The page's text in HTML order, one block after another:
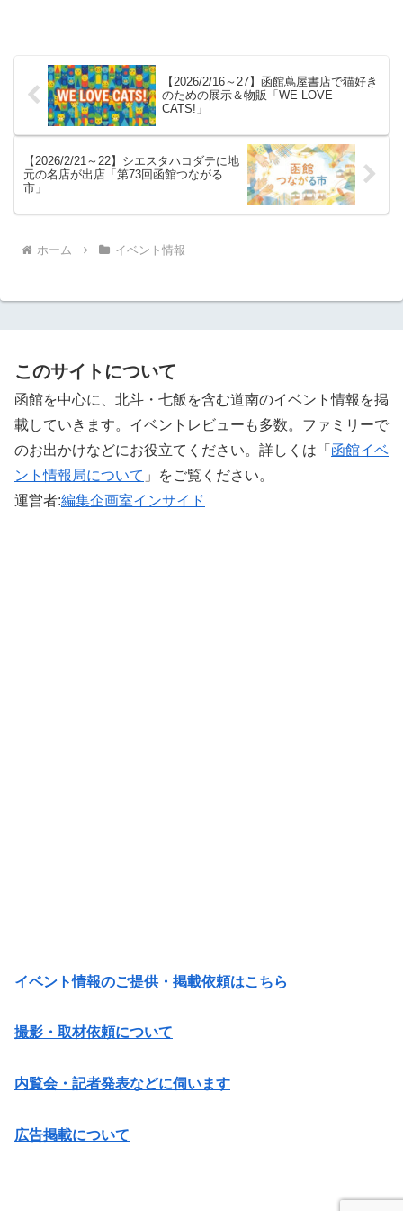
【2026/2/16～27】函館蔦屋書店で猫好き
のための展示＆物販「WE LOVE
CATS!」
【2026/2/21～22】シエスタハコダテに地
元の名店が出店「第73回函館つながる
市」
ホーム イベント情報
このサイトについて
函館を中心に、北斗・七飯を含む道南のイベント情報を掲
載していきます。イベントレビューも多数。ファミリーで
のお出かけなどにお役立てください。詳しくは「 函館イベ
ント情報局について 」をご覧ください。 ‎
運営者:編集企画室インサイド
イベント情報のご提供・掲載依頼はこちら
撮影・取材依頼について
内覧会・記者発表などに伺います
広告掲載について